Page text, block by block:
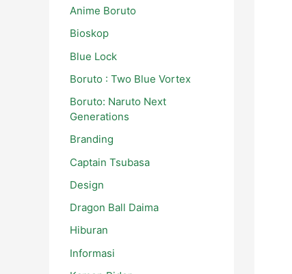
Anime Boruto
Bioskop
Blue Lock
Boruto : Two Blue Vortex
Boruto: Naruto Next
Generations
Branding
Captain Tsubasa
Design
Dragon Ball Daima
Hiburan
Informasi